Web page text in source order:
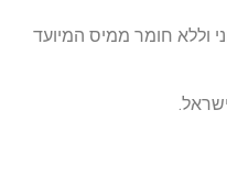
וללא חומר ממיס המיועד